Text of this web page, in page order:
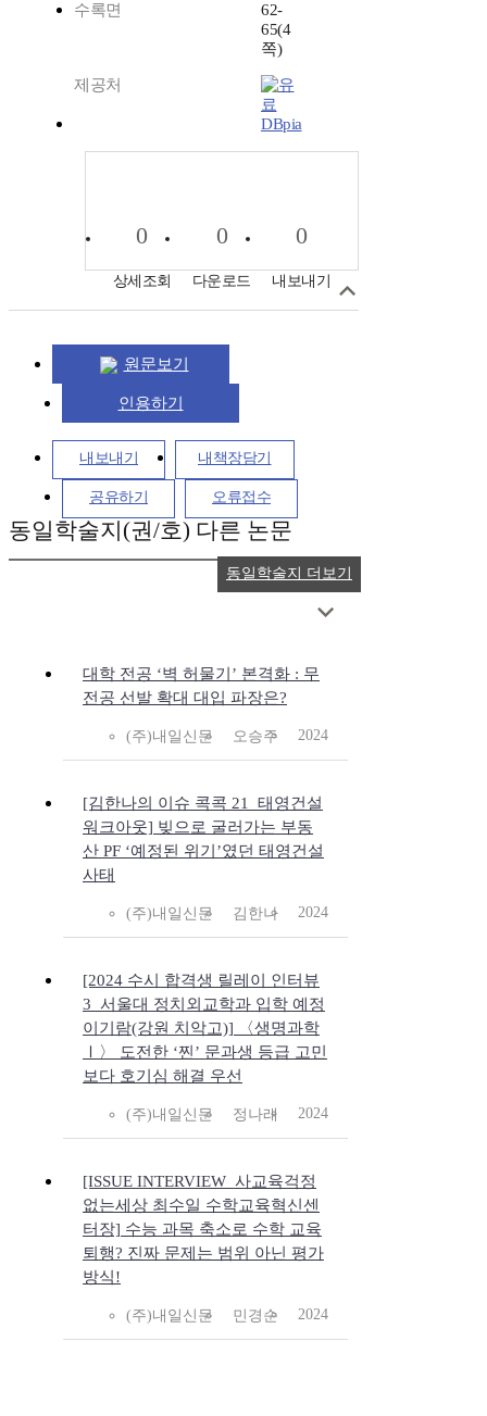
수록면
62-
65(4
쪽)
제공처
DBpia
0
상세조회
0
다운로드
0
내보내기
원문보기
인용하기
내보내기 내책장담기
공유하기 오류접수
동일학술지(권/호) 다른 논문
대학 전공 ‘벽 허물기’ 본격화 : 무
전공 선발 확대 대입 파장은?
(주)내일신문 오승주 2024
[김한나의 이슈 콕콕 21_태영건설
워크아웃] 빚으로 굴러가는 부동
산 PF ‘예정된 위기’였던 태영건설
사태
(주)내일신문 김한나 2024
[2024 수시 합격생 릴레이 인터뷰
3_서울대 정치외교학과 입학 예정
이기람(강원 치악고)] 〈생명과학
Ⅰ〉 도전한 ‘찐’ 문과생 등급 고민
보다 호기심 해결 우선
(주)내일신문 정나래 2024
[ISSUE INTERVIEW_사교육걱정
없는세상 최수일 수학교육혁신센
터장] 수능 과목 축소로 수학 교육
퇴행? 진짜 문제는 범위 아닌 평가
방식!
(주)내일신문 민경순 2024
동일학술지 더보기